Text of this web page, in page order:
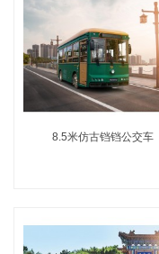
8.5米仿古铛铛公交车